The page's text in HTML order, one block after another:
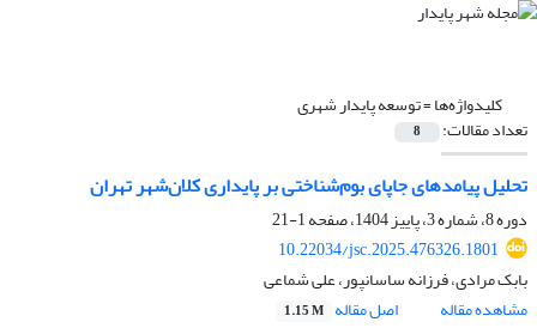
کلیدواژه‌ها =توسعه پایدار شهری
تعداد مقالات: 8
تحلیل پیامدهای جاپای بوم‌شناختی بر پایداری کلان‌شهر تهران
دوره 8، شماره 3، پاییز 1404، صفحه
1-21
10.22034/jsc.2025.476326.1801
بابک مرادی، فرزانه ساسانپور، علی شماعی
مشاهده مقاله
اصل مقاله 1.15 M